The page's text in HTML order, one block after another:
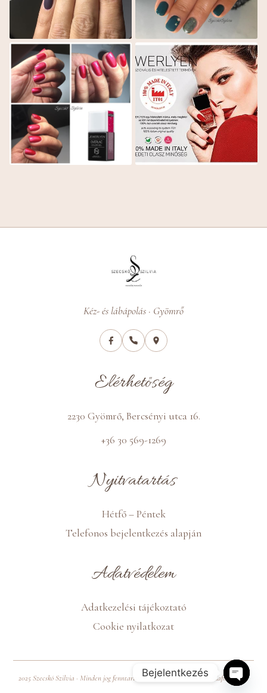
Kéz- és lábápolás · Gyömrő
Elérhetőség
2230 Gyömrő, Bercsényi utca 16.
+36 30 569-1269
Nyitvatartás
Hétfő – Péntek
Telefonos bejelentkezés alapján
Adatvédelem
Adatkezelési tájékoztató
Cookie nyilatkozat
2025 Szecskó Szilvia · Minden jog fenntartva · A weboldalt készítette: Zafír Projekt
Bejelentkezés